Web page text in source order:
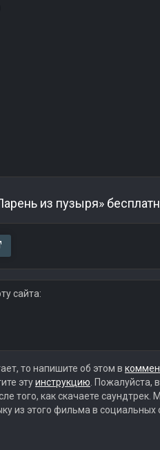
из пузыря»
сайта:
то напишите об этом в
этуинструкцию . Пожалуйста,
того, как скачаете
из этого фильма в социальных